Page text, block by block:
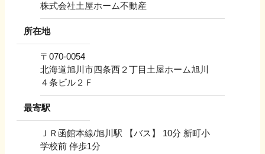
株式会社土屋ホーム不動産
所在地
〒 070-0054
北海道旭川市四条西２丁目土屋ホーム旭川
４条ビル２Ｆ
最寄駅
ＪＲ函館本線/旭川駅 【バス】 10分 新町小
学校前 停歩1分